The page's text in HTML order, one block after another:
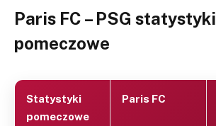
Paris FC – PSG statystyki
pomeczowe
Statystyki
pomeczowe
Paris FC